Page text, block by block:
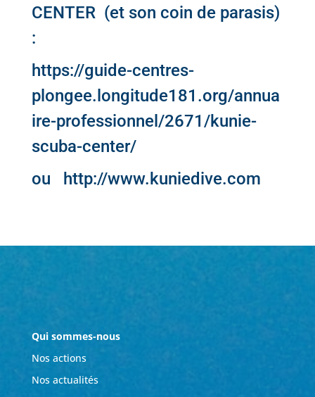
CENTER (et son coin de parasis)
:
https://guide-centres-
plongee.longitude181.org/annua
ire-professionnel/2671/kunie-
scuba-center/
ou http://www.kuniedive.com
Qui sommes-nous
Nos actions
Nos actualités